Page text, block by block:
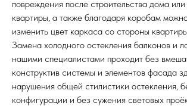
повреждения после строительства дома
квартиры, а также благодаря коробам
изменить цвет каркаса со стороны квартиры.
Замена холодного остекления балконов и
нашими специалистами проходит без
конструктив системы и элементов фасада
нарушения общей стилистики остекления,
конфигурации и без сужения световых